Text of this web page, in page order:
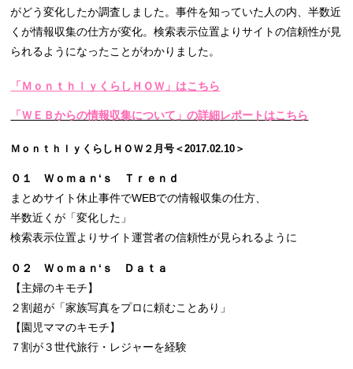
がどう変化したか調査しました。事件を知っていた人の内、半数近
くが情報収集の仕方が変化。検索表示位置よりサイトの信頼性が見
られるようになったことがわかりました。
「ＭｏｎｔｈｌｙくらしＨＯＷ」はこちら
「ＷＥＢからの情報収集について」の詳細レポートはこちら
ＭｏｎｔｈｌｙくらしＨＯＷ２月号＜2017.02.10＞
０１ Ｗｏｍａｎ‘ｓ Ｔｒｅｎｄ
まとめサイト休止事件でWEBでの情報収集の仕方、
半数近くが「変化した」
検索表示位置よりサイト運営者の信頼性が見られるように
０２ Ｗｏｍａｎ‘ｓ Ｄａｔａ
【主婦のキモチ】
２割超が「家族写真をプロに頼むことあり」
【園児ママのキモチ】
７割が３世代旅行・レジャーを経験